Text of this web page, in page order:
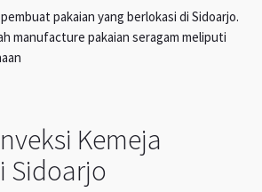
pakaian yang berlokasi di Sidoarjo.
manufacture pakaian seragam meliputi
Kemeja
Sidoarjo